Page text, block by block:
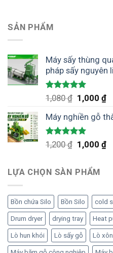
SẢN PHẨM
Máy sấy thùng
pháp sấy nguyên
Được xếp
hạng
5.00
5 sao
1,080₫ Giá
là:
1,080 ₫.
1,000₫Giá
Máy nghiền gỗ
Được xếp
hạng
5.00
1,200₫ Giá
là:
1,200 ₫.
1,000₫Giá
LỰA CHỌN SÀN PHẨM
Bồn chứa Silo Bồn Silo cold
Drum dryer drying tray Heat
Lò hun khói Lò sấy gỗ Lò